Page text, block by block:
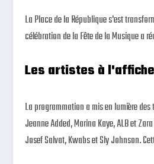
La Place de la République s'est
célébration de la Fête de la Musique a
Les artistes à
La programmation a mis en lumière
Jeanne Added, Marina Kaye, ALB et
Josef Salvat, Kwabs et Sly Johnson.